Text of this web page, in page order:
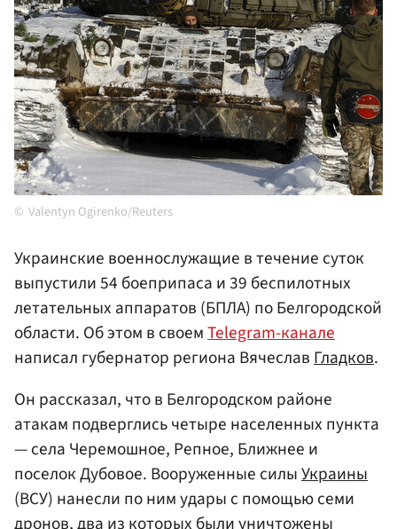
Valentyn Ogirenko/Reuters
Украинские военнослужащие в течение суток
выпустили 54 боеприпаса и 39 беспилотных
летательных аппаратов (БПЛА) по Белгородской
области. Об этом в своемTelegram-канале
написал губернатор региона ВячеславГладков.
Он рассказал, что в Белгородском районе
атакам подверглись четыре населенных пункта
— села Черемошное, Репное, Ближнее и
поселок Дубовое. Вооруженные силыУкраины
(ВСУ) нанесли по ним удары с помощью семи
дронов, два из которых были уничтожены